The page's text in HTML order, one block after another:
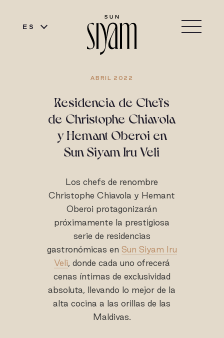
ES
ABRIL 2022
Residencia de Chefs
de Christophe Chiavola
y Hemant Oberoi en
Sun Siyam Iru Veli
Los chefs de renombre
Christophe Chiavola y Hemant
Oberoi protagonizarán
próximamente la prestigiosa
serie de residencias
gastronómicas en Sun Siyam Iru
Veli, donde cada uno ofrecerá
cenas íntimas de exclusividad
absoluta, llevando lo mejor de la
alta cocina a las orillas de las
Maldivas.